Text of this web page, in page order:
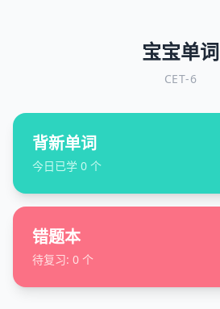
宝宝单词
CET-6
背新单词
今日已学 0 个
错题本
待复习: 0 个